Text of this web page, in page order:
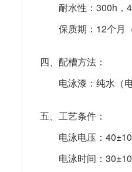
耐水性：300h
保质期：12个月
四、配槽方法：
电泳漆：纯水（
五、工艺条件：
电泳电压：
电泳时间：